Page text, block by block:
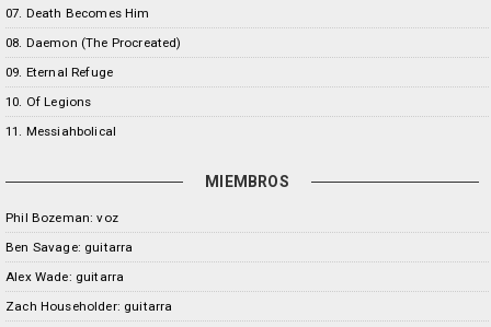
07. Death Becomes Him
08. Daemon (The Procreated)
09. Eternal Refuge
10. Of Legions
11. Messiahbolical
MIEMBROS
Phil Bozeman: voz
Ben Savage: guitarra
Alex Wade: guitarra
Zach Householder: guitarra